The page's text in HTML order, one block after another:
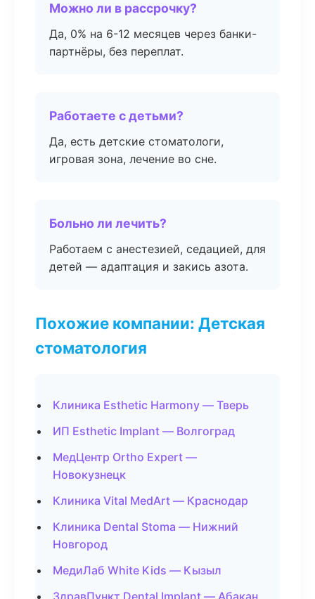
Можно ли в рассрочку?
Да, 0% на 6-12 месяцев через банки-
партнёры, без переплат.
Работаете с детьми?
Да, есть детские стоматологи,
игровая зона, лечение во сне.
Больно ли лечить?
Работаем с анестезией, седацией, для
детей — адаптация и закись азота.
Похожие компании: Детская
стоматология
Клиника Esthetic Harmony — Тверь
ИП Esthetic Implant — Волгоград
МедЦентр Ortho Expert —
Новокузнецк
Клиника Vital MedArt — Краснодар
Клиника Dental Stoma — Нижний
Новгород
МедиЛаб White Kids — Кызыл
ЗдравПункт Dental Implant — Абакан